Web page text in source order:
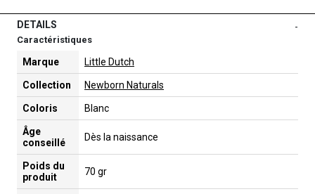
DETAILS -
Caractéristiques
Marque Little Dutch
Collection Newborn Naturals
Coloris Blanc
Âge
conseillé
Dès la naissance
Poids du
produit
70 gr